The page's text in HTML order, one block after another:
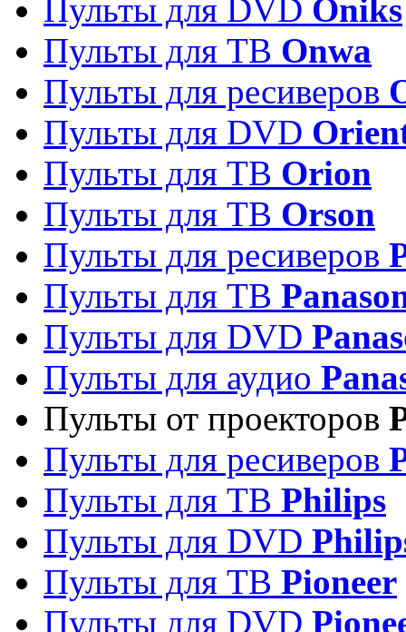
Пульты для DVD Oniks
Пульты для ТВ Onwa
Пульты для ресиверов
Пульты для DVD
Пульты для ТВ Orion
Пульты для ТВ Orson
Пульты для ресиверов
Пульты для ТВ
Пульты для DVD
Пульты для аудио
Пульты от проекторов
Пульты для ресиверов
Пульты для ТВ Philips
Пульты для DVD
Пульты для ТВ Pioneer
Пульты для DVD